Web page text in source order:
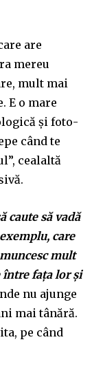
are
mereu
mult mai
E o mare
și foto-
când te
cealaltă
caute să vadă
care
mult
între fața lor și
nu ajunge
mai tânără.
pe când